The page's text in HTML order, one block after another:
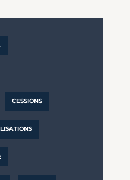
CESSIONS